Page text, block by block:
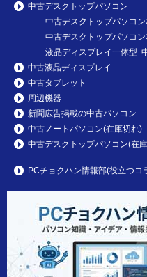
中古デスクトップパソコン
中古デスクトップパソコ
中古デスクトップパソコ
液晶ディスプレイ一体型
中古液晶ディスプレイ
中古タブレット
周辺機器
新聞広告掲載の中古パソコン
中古ノートパソコン(在庫切れ)
中古デスクトップパソコン(在
PCチョクハン情報部(役立つコ